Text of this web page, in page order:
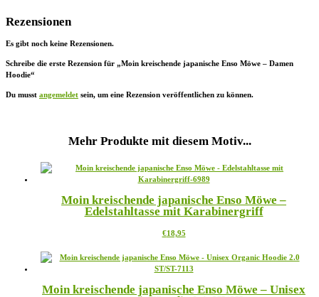
Rezensionen
Es gibt noch keine Rezensionen.
Schreibe die erste Rezension für „Moin kreischende japanische Enso Möwe – Damen
Hoodie“
Du musst angemeldet sein, um eine Rezension veröffentlichen zu können.
Mehr Produkte mit diesem Motiv...
Moin kreischende japanische Enso Möwe –
Edelstahltasse mit Karabinergriff
€18,95Dieses
weist
mehrere
auf.
Moin kreischende japanische Enso Möwe – Unisex